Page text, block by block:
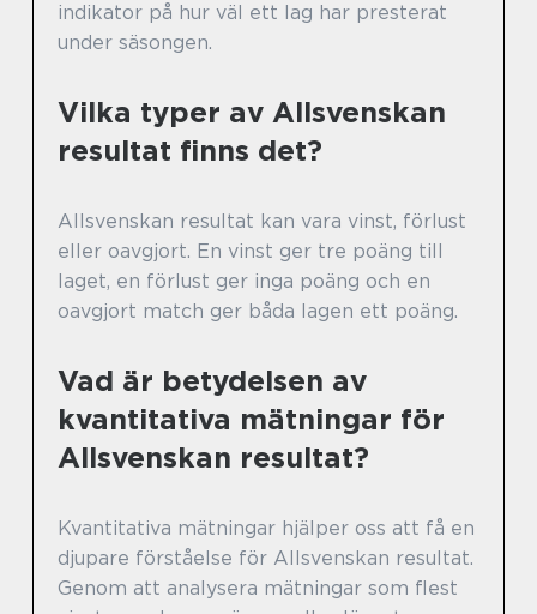
indikator på hur väl ett lag har presterat
under säsongen.
Vilka typer av Allsvenskan
resultat finns det?
Allsvenskan resultat kan vara vinst, förlust
eller oavgjort. En vinst ger tre poäng till
laget, en förlust ger inga poäng och en
oavgjort match ger båda lagen ett poäng.
Vad är betydelsen av
kvantitativa mätningar för
Allsvenskan resultat?
Kvantitativa mätningar hjälper oss att få en
djupare förståelse för Allsvenskan resultat.
Genom att analysera mätningar som flest